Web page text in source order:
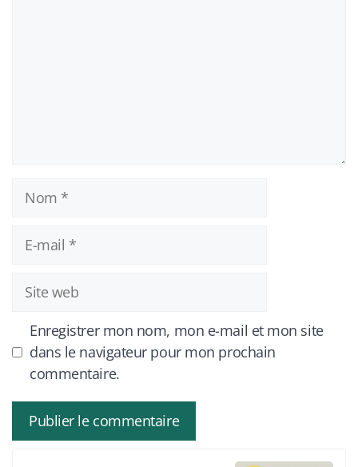
mail
Site
web
Enregistrer mon nom, mon e-mail et mon site
dans le navigateur pour mon prochain
commentaire.